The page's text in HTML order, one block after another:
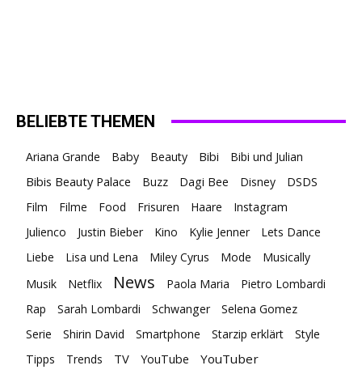
BELIEBTE THEMEN
Ariana Grande Baby Beauty Bibi Bibi und Julian
Bibis Beauty Palace Buzz Dagi Bee Disney
DSDS
Film
Filme Food Frisuren Haare
Instagram
Julienco
Justin Bieber Kino Kylie Jenner
Lets Dance
Liebe
Lisa und Lena Miley Cyrus Mode
Musically
Musik
Netflix News Paola Maria
Pietro Lombardi
Rap
Sarah Lombardi Schwanger
Selena Gomez
Serie
Shirin David Smartphone Starzip erklärt
Style
Tipps
Trends TV YouTube YouTuber